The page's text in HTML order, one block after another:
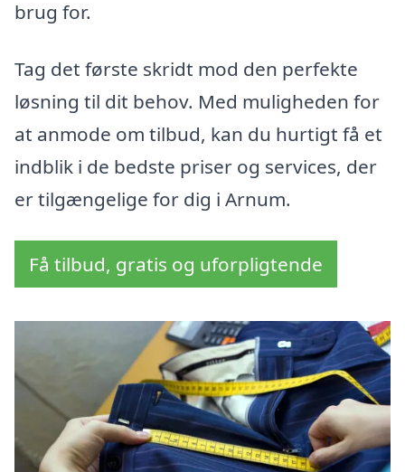
brug for.
Tag det første skridt mod den perfekte
løsning til dit behov. Med muligheden for
at anmode om tilbud, kan du hurtigt få et
indblik i de bedste priser og services, der
er tilgængelige for dig i Arnum.
Få tilbud, gratis og uforpligtende